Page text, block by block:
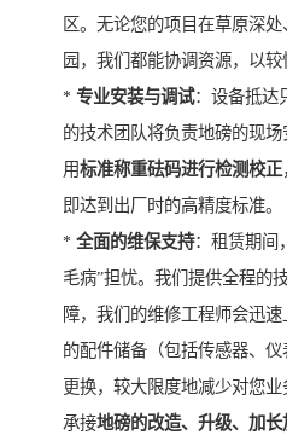
区。无论您的项目在草原深
园，我们都能协调资源，以较
* 专业安装与调试：设备抵达
的技术团队将负责地磅的现
用标准称重砝码进行检测校正
即达到出厂时的高精度标准。
* 全面的维保支持：租赁期间
毛病”担忧。我们提供全程的
障，我们的维修工程师会迅
的配件储备（包括传感器、
更换，较大限度地减少对您
承接地磅的改造、升级、加长